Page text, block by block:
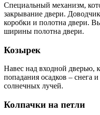
Специальный механизм,
закрывание двери.
коробки и полотна двери.
ширины полотна двери.
Козырек
Навес над входной дверью,
попадания осадков – снега
солнечных лучей.
Колпачки на петли